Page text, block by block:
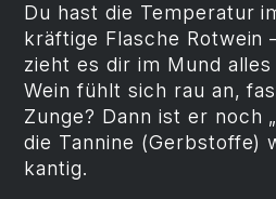
Du hast die Temperatur
kräftige Flasche Rotwein
zieht es dir im Mund
Wein fühlt sich rau an,
Zunge? Dann ist er noch
die Tannine (Gerbstoffe)
kantig.